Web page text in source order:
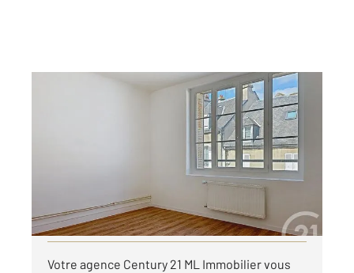
Appartement F2 à louer
510 €
par mois charges comprises
Visiter le site dédié
Votre agence Century 21 ML Immobilier vous